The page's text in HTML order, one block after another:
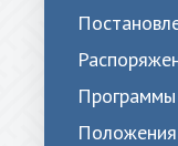
Программы
Положения